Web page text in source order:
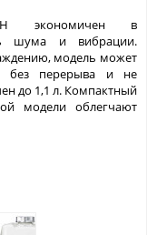
OH экономичен в
шума и вибрации.
модель может
без перерыва и не
до 1,1 л. Компактный
модели облегчают